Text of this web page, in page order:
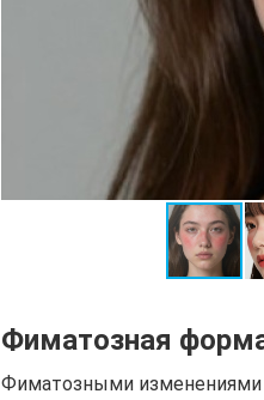
Фиматозная
Фиматозными